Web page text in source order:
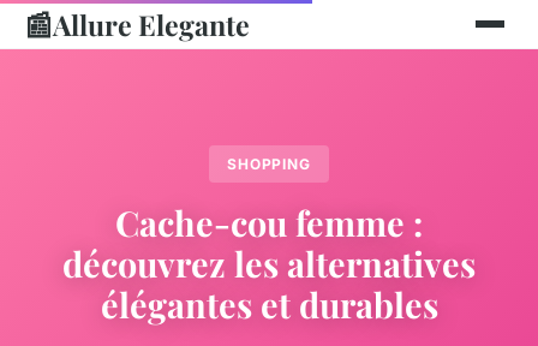
📰Allure Elegante
SHOPPING
Cache-cou femme :
découvrez les alternatives
élégantes et durables